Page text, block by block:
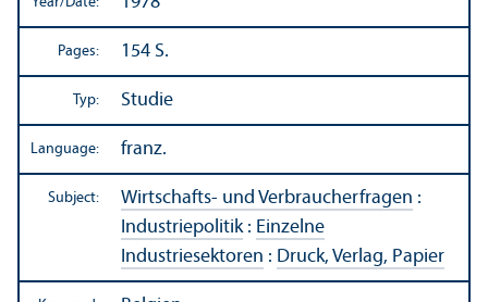
Pages: 154 S.
Typ: Studie
Language: franz.
Subject: Wirtschafts- und Verbraucherfragen :
Industriepolitik: Einzelne
Industriesektoren : Druck, Verlag, Papier